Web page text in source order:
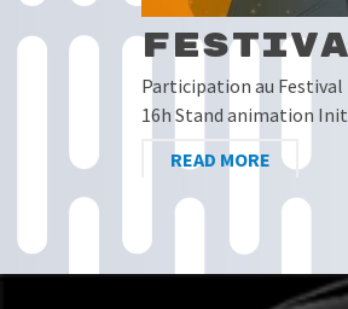
Participation au Festival
16h Stand animation
READ MORE